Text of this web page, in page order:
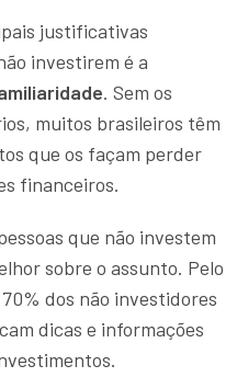
justificativas
investirem é a
. Sem os
muitos brasileiros têm
que os façam perder
financeiros.
que não investem
sobre o assunto. Pelo
dos não investidores
dicas e informações